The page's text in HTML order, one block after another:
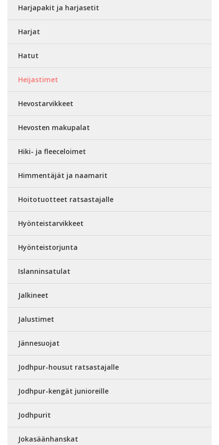
Harjapakit ja harjasetit
Harjat
Hatut
Heijastimet
Hevostarvikkeet
Hevosten makupalat
Hiki- ja fleeceloimet
Himmentäjät ja naamarit
Hoitotuotteet ratsastajalle
Hyönteistarvikkeet
Hyönteistorjunta
Islanninsatulat
Jalkineet
Jalustimet
Jännesuojat
Jodhpur-housut ratsastajalle
Jodhpur-kengät junioreille
Jodhpurit
Jokasäänhanskat